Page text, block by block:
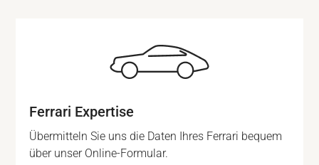
Ferrari Expertise
Übermitteln Sie uns die Daten Ihres Ferrari bequem
über unser Online-Formular.